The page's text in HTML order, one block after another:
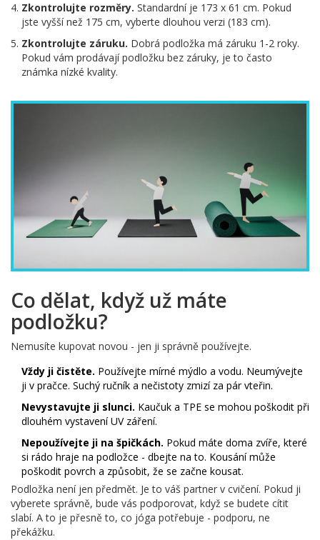
Zkontrolujte rozměry. Standardní je 173 x 61 cm. Pokud
jste vyšší než 175 cm, vyberte dlouhou verzi (183 cm).
Zkontrolujte záruku. Dobrá podložka má záruku 1-2 roky.
Pokud vám prodávají podložku bez záruky, je to často
známka nízké kvality.
Co dělat, když už máte
podložku?
Nemusíte kupovat novou - jen ji správně používejte.
Vždy ji čistěte. Používejte mírné mýdlo a vodu. Neumývejte
ji v pračce. Suchý ručník a nečistoty zmizí za pár vteřin.
Nevystavujte ji slunci. Kaučuk a TPE se mohou poškodit při
dlouhém vystavení UV záření.
Nepoužívejte ji na špičkách. Pokud máte doma zvíře, které
si rádo hraje na podložce - dbejte na to. Kousání může
poškodit povrch a způsobit, že se začne kousat.
Podložka není jen předmět. Je to váš partner v cvičení. Pokud ji
vyberete správně, bude vás podporovat, když se budete cítit
slabí. A to je přesně to, co jóga potřebuje - podporu, ne
překážku.